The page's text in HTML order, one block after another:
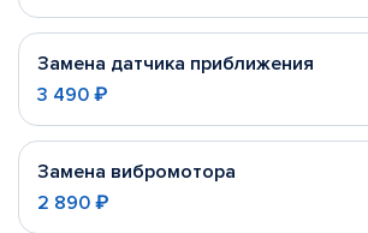
Замена датчика приближения
3 490 ₽
Замена вибромотора
2 890 ₽